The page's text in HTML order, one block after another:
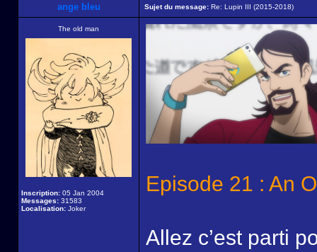
ange bleu Sujet du message: Re: Lupin III (2015-2018)
The old man
Inscription: 05 Jan 2004
Messages: 31583
Localisation: Joker
Episode 21 : An
Allez c’est parti